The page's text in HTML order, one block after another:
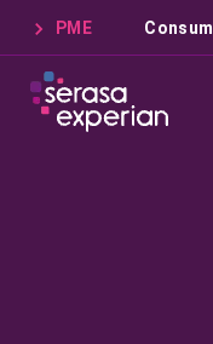
PME